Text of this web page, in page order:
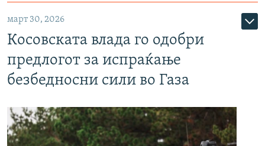
март 30, 2026
Косовската влада го одобри
предлогот за испраќање
безбедносни сили во Газа